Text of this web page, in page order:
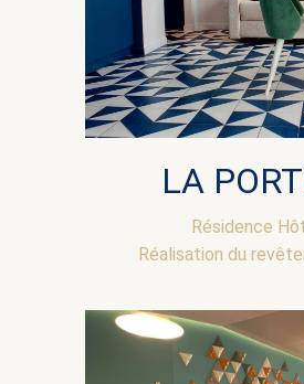
LA
Résidence
Réalisation du